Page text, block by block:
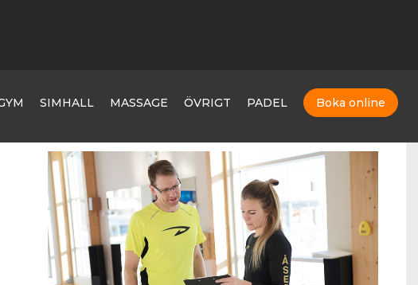
SIMHALL MASSAGE ÖVRIGT PADEL Boka online